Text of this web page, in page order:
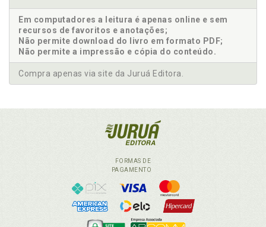
Em computadores a leitura é apenas online e sem
recursos de favoritos e anotações;
Não permite download do livro em formato PDF;
Não permite a impressão e cópia do conteúdo.
Compra apenas via site da Juruá Editora.
FORMAS DE
PAGAMENTO